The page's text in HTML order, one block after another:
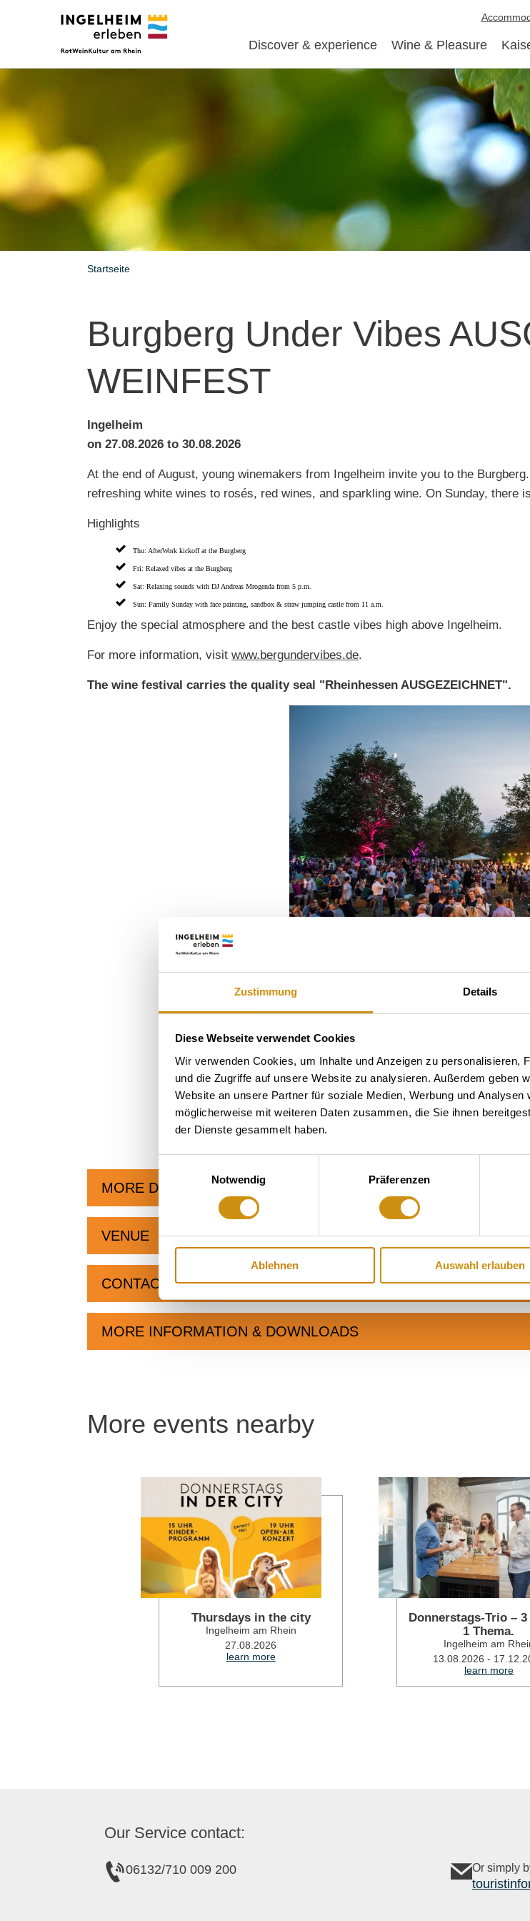
Zustimmung Details
Diese Webseite verwendet Cookies
Wir verwenden Cookies, um Inhalte und Anzeigen zu personalisieren,
und die Zugriffe auf unsere Website zu analysieren. Außerdem geben
Website an unsere Partner für soziale Medien, Werbung und
möglicherweise mit weiteren Daten zusammen, die Sie ihnen
der Dienste gesammelt haben.
Notwendig
Präferenzen
Ablehnen Auswahl erlauben
Discover & experience Wine & Pleasure
Startseite
Burgberg Under Vibes
WEINFEST
Ingelheim
on 27.08.2026 to 30.08.2026
At the end of August, young winemakers from Ingelheim invite you to the
refreshing white wines to rosés, red wines, and sparkling wine. On Sunday, there
Highlights
Thu: AfterWork kickoff at the Burgberg
Fri: Relaxed vibes at the Burgberg
Sat: Relaxing sounds with DJ Andreas Mrogenda from 5 p.m.
Sun: Family Sunday with face painting, sandbox & straw jumping castle from 11 a.m.
Enjoy the special atmosphere and the best castle vibes high above Ingelheim.
For more information, visit www.bergundervibes.de.
The wine festival carries the quality seal "Rheinhessen AUSGEZEICHNET".
MORE DATES
VENUE
CONTACT
MORE INFORMATION & DOWNLOADS
More events nearby
Thursdays in the city
Ingelheim am Rhein
27.08.2026
learn more
Donnerstags-Trio – 3
1 Thema.
Ingelheim am
13.08.2026 -
learn more
Our Service contact:
06132/710 009 200 Or simply